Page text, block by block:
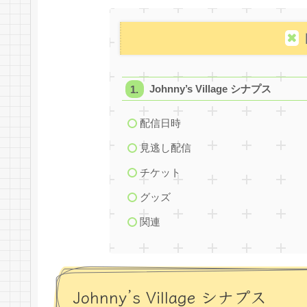
Johnny’s Village シナプス
配信日時
見逃し配信
チケット
グッズ
関連
Johnny’s Village シナプス